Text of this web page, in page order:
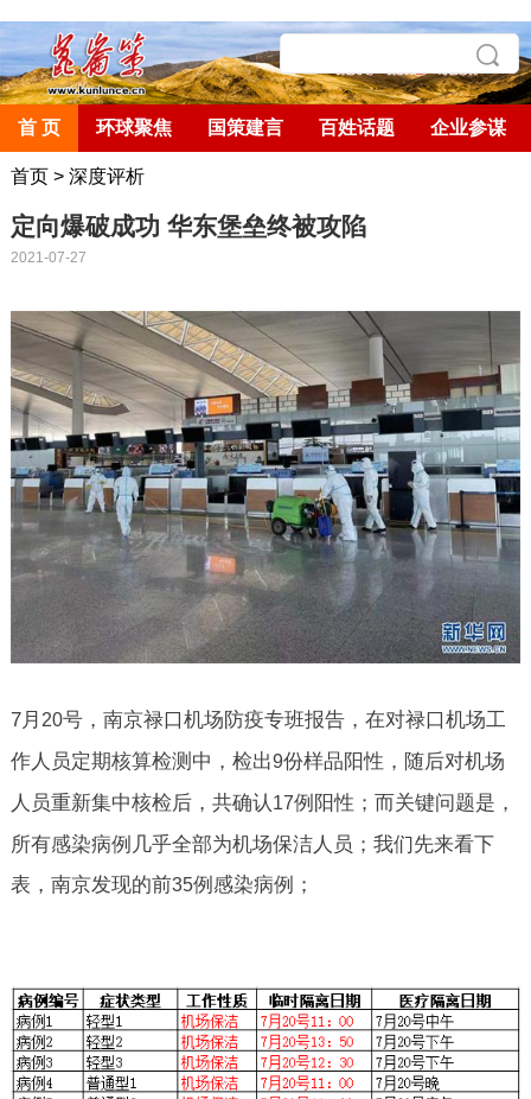
首 页 环球聚焦 国策建言 百姓话题 企业参谋
首页> 深度评析
定向爆破成功 华东堡垒终被攻陷
2021-07-27
7月 20号，南京禄口机场防疫专班报告，在对禄口机场工
作人员定期核算检测中，检出9份样品阳性，随后对机场
人员重新集中核检后，共确认17例阳性；而关键问题是，
所有感染病例几乎全部为机场保洁人员；我们先来看下
表，南京发现的前35例感染病例；